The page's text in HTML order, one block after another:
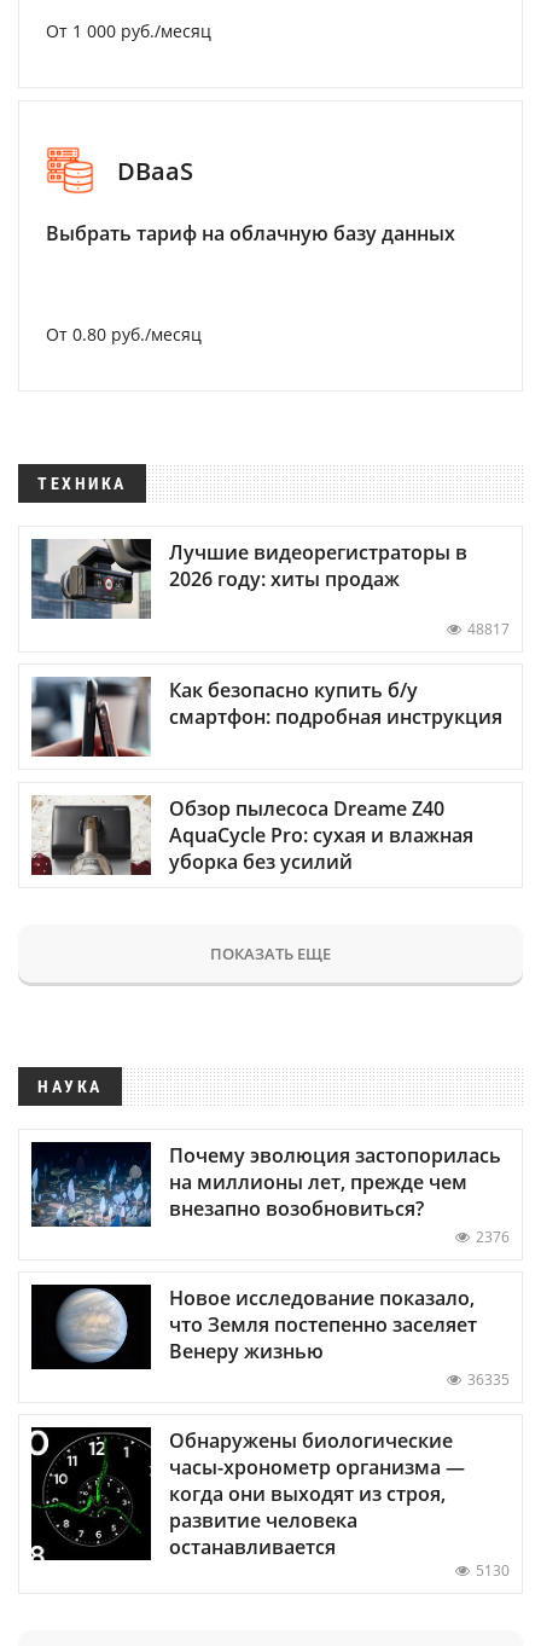
От 1 000 руб./месяц
DBaaS
Выбрать тариф на облачную базу данных
От 0.80 руб./месяц
ТЕХНИКА
Лучшие видеорегистраторы в
2026 году: хиты продаж
48817
Как безопасно купить б/у
смартфон: подробная инструкция
Обзор пылесоса Dreame Z40
AquaCycle Pro: сухая и влажная
уборка без усилий
ПОКАЗАТЬ ЕЩЕ
НАУКА
Почему эволюция застопорилась
на миллионы лет, прежде чем
внезапно возобновиться?
2376
Новое исследование показало,
что Земля постепенно заселяет
Венеру жизнью
36335
Обнаружены биологические
часы-хронометр организма —
когда они выходят из строя,
развитие человека
останавливается
5130